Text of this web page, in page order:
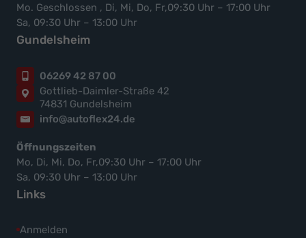
Mo. Geschlossen , Di, Mi, Do, Fr,09:30 Uhr – 17:00 Uhr
Sa, 09:30 Uhr – 13:00 Uhr
Gundelsheim
06269 42 87 00
Gottlieb-Daimler-Straße 42
74831 Gundelsheim
info@autoflex24.de
Öffnungszeiten
Mo, Di, Mi, Do, Fr,09:30 Uhr – 17:00 Uhr
Sa, 09:30 Uhr – 13:00 Uhr
Links
Anmelden